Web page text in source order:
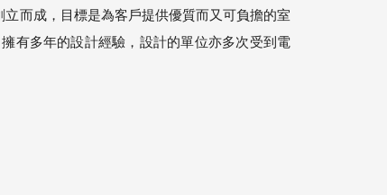
而成，目標是為客戶提供優質而又可負擔的室
有多年的設計經驗，設計的單位亦多次受到電